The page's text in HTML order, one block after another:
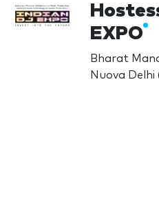
EXPO
Bharat
Nuova Delhi